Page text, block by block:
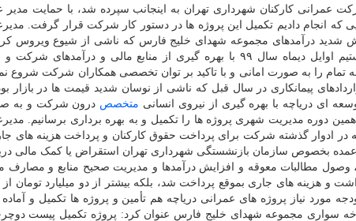
۱۳۹۹ که مسئولیت اداره شرکت عمرانی کارکنان شهرداری تهران به اینجانب سپرده شد، با حمایت
که انجام دادیم تکمیل این پروژه ها در دستور کار شرکت قرار گرفت.
شدید درآمدهای مجموعه شهدای خلیج فارس که ناشی از شیوع ویروس
تعطیلی های مکرر کسب وکارها فعال بود، خوشبختانه توانستیم اوایل دیماه سال ۹۹ با بهره گیری از منابع مالی و درآمدهای
تمام را به صورت امانی و با تاکید بر توان تخصصی همکاران شرکت شروع
پیمانکاری در سال قبل که ناشی از نوسان شدید قیمت ها در بازار
ای دریاچه با بهره گیری از نیروی انسانی متخصص درون شرکت و به
دوره مدیریت شهری پروژه ها را تکمیل و به بهره برداری برسانیم.
در ادوار گذشته شرکت برای پرداخت حقوق کارکنان و پرداخت هزینه های
بخصوص سازمان بازنشستگی شهرداری تهران استقراض یا کمک مالی
مطالبات معوقه و افزایش درآمدها و مدیریت صحیح منابع و مصارف
و هزینه های جاری بموقع پرداخت شد، بلکه بیشتر از دو میلیارد تومان از
مورد نیاز پروژه های عمرانی دریاچه هم تأمین و پروژه ها تکمیل و آماده
سواری مجموعه شهدای خلیج فارس عنوان کرد: پروژه تکمیل پیست